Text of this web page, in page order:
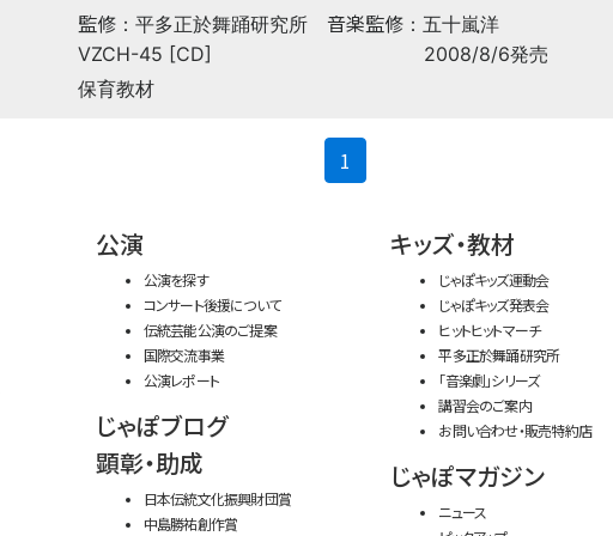
監修 ：平多正於舞踊研究所 音楽監修 ：五十嵐洋
VZCH-45 [CD]
2008/8/6発売
保育教材
1
公演
公演を探す
コンサート後援について
伝統芸能公演のご提案
国際交流事業
公演レポート
じゃぽブログ
顕彰・助成
日本伝統文化振興財団賞
中島勝祐創作賞
キッズ・教材
じゃぽキッズ運動会
じゃぽキッズ発表会
ヒットヒットマーチ
平多正於舞踊研究所
「音楽劇」シリーズ
講習会のご案内
お問い合わせ・販売特約店
じゃぽマガジン
ニュース